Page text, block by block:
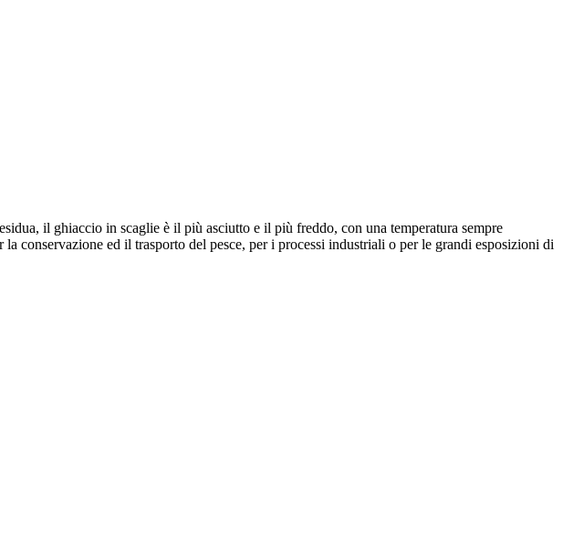
il ghiaccio in scaglie è il più asciutto e il più freddo, con una temperatura sempre
conservazione ed il trasporto del pesce, per i processi industriali o per le grandi esposizioni di